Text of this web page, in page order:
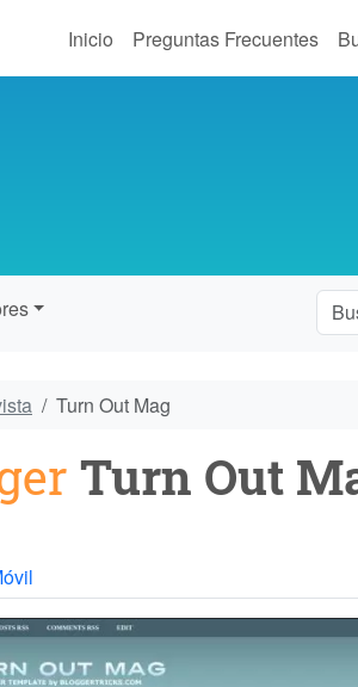
Inicio Preguntas Frecuentes
Turn Out Mag
Turn Out